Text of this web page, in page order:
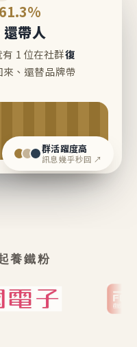
61.3%
帶人
1 位在社群復
來、還替品牌帶
群活躍度高
訊息幾乎秒回 ↗
養鐵粉